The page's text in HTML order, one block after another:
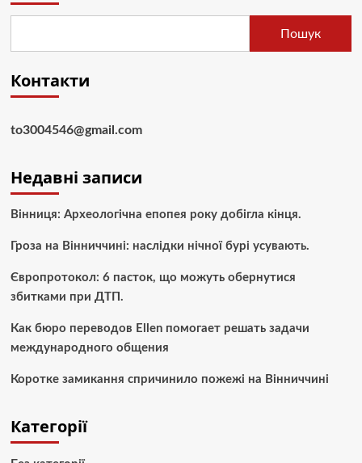
Пошук
Контакти
to3004546@gmail.com
Недавні записи
Вінниця: Археологічна епопея року добігла кінця.
Гроза на Вінниччині: наслідки нічної бурі усувають.
Європротокол: 6 пасток, що можуть обернутися
збитками при ДТП.
Как бюро переводов Ellen помогает решать задачи
международного общения
Коротке замикання спричинило пожежі на Вінниччині
Категорії